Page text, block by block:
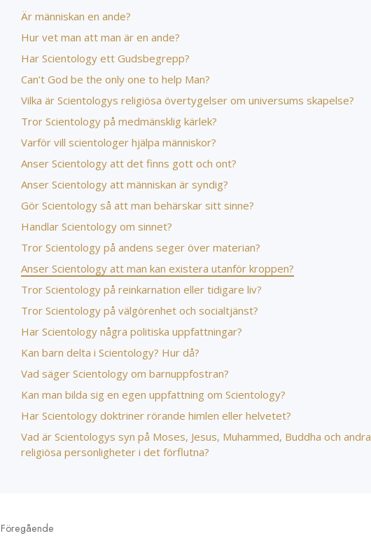
Är människan en ande?
Hur vet man att man är en ande?
Har Scientology ett Gudsbegrepp?
Can’t God be the only one to help Man?
Vilka är Scientologys religiösa övertygelser om universums skapelse?
Tror Scientology på medmänsklig kärlek?
Varför vill scientologer hjälpa människor?
Anser Scientology att det finns gott och ont?
Anser Scientology att människan är syndig?
Gör Scientology så att man behärskar sitt sinne?
Handlar Scientology om sinnet?
Tror Scientology på andens seger över materian?
Anser Scientology att man kan existera utanför kroppen?
Tror Scientology på reinkarnation eller tidigare liv?
Tror Scientology på välgörenhet och socialtjänst?
Har Scientology några politiska uppfattningar?
Kan barn delta i Scientology? Hur då?
Vad säger Scientology om barnuppfostran?
Kan man bilda sig en egen uppfattning om Scientology?
Har Scientology doktriner rörande himlen eller helvetet?
Vad är Scientologys syn på Moses, Jesus, Muhammed, Buddha och andra
religiösa personligheter i det förflutna?
Föregående